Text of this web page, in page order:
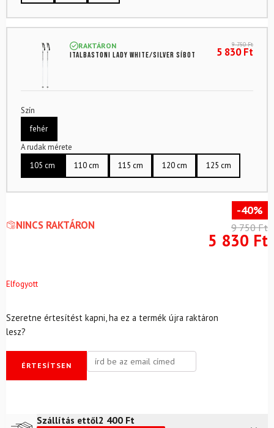
RAKTÁRON
ITALBASTONI Lady White/Silver síbot
9 750Ft
5 830Ft
Szín
fehér
A rudak mérete
105 cm
110 cm 115 cm 120 cm 125 cm
NINCS RAKTÁRON
-40%
9 750Ft
5 830 Ft
Elfogyott
Szeretne értesítést kapni, ha ez a termék újra raktáron
lesz?
ÉRTESÍTSEN
Szállítás ettől2 400 Ft